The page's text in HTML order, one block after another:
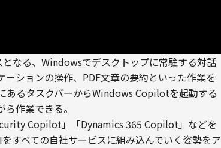
なる、Windowsでデスクトップに常駐する対話
ションの操作、PDF文章の要約といった作業を
あるタスクバーからWindows Copilotを起動する
作業できる。
Copilot」「Dynamics 365 Copilot」などを
すべての自社サービスに組み込んでいく姿勢をア